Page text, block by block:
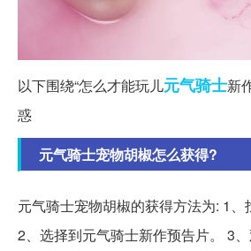
以下围绕“怎么才能玩儿元气骑士新
惑
元气骑士宠物胡椒怎么获得?
元气骑士宠物胡椒的获得方法为: 1、
2、选择到元气骑士新作预告片。 3